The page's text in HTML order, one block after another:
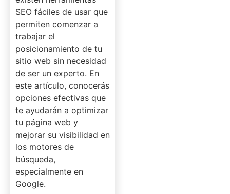
SEO fáciles de usar que
permiten comenzar a
trabajar el
posicionamiento de tu
sitio web sin necesidad
de ser un experto. En
este artículo, conocerás
opciones efectivas que
te ayudarán a optimizar
tu página web y
mejorar su visibilidad en
los motores de
búsqueda,
especialmente en
Google.